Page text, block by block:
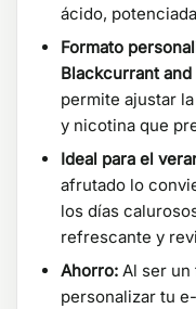
ácido,
Formato
Blackcurrant and
permite ajustar
y nicotina que
Ideal para el
afrutado lo
los días
refrescante y
Ahorro: Al ser
personalizar tu